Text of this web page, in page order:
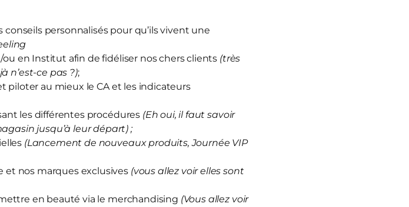
personnalisés pour qu’ils vivent une
en Institut afin de fidéliser nos chers clients (très
n’est-ce pas ?);
au mieux le CA et les indicateurs
les différentes procédures (Eh oui, il faut savoir
jusqu’à leur départ) ;
(Lancement de nouveaux produits, Journée VIP
nos marques exclusives (vous allez voir elles sont
en beauté via le merchandising (Vous allez voir